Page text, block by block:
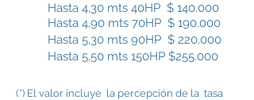
Hasta 4,30 mts 40HP $ 140.000
Hasta 4,90 mts 70HP $ 190.000
Hasta 5,30 mts 90HP $ 220.000
Hasta 5,50 mts 150HP $255.000
(*) El valor incluye la percepción de la tasa